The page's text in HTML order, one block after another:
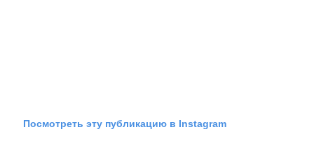
Посмотреть эту публикацию в Instagram